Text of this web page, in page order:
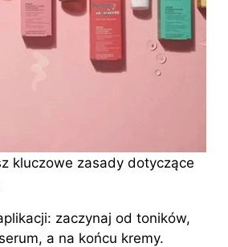
kluczowe zasady dotyczące
zaczynaj od toników,
a na końcu kremy.